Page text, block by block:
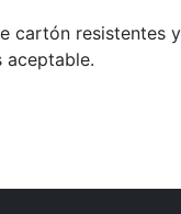
cartón resistentes
aceptable.